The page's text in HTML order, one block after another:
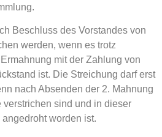
Beschluss des Vorstandes von
werden, wenn es trotz
mit der Zahlung von
ist. Die Streichung darf erst
nach Absenden der 2. Mahnung
sind und in dieser
worden ist.